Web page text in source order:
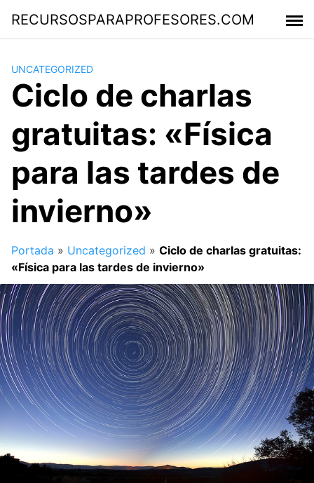
contenido
RECURSOSPARAPROFESORES.COM
UNCATEGORIZED
Ciclo de charlas
gratuitas: «Física
para las tardes de
invierno»
Portada » Uncategorized » Ciclo de charlas gratuitas:
«Física para las tardes de invierno»